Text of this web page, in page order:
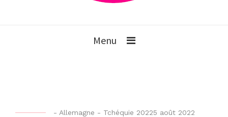
Menu
b
- Allemagne - Tchéquie 20225 août 2022